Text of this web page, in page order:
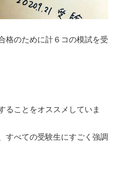
格のために計６コの模試を受
ることをオススメしていま
すべての受験生にすごく強調